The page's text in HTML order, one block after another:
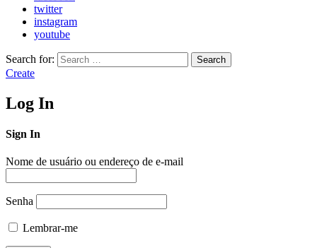
twitter
instagram
youtube
Search for: Search
Create
Log In
Sign In
Nome de usuário ou endereço de e-mail
Senha
Lembrar-me